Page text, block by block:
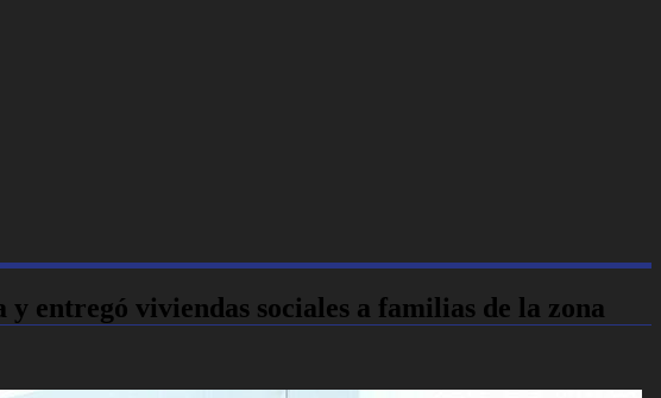
entregó viviendas sociales a familias de la zona